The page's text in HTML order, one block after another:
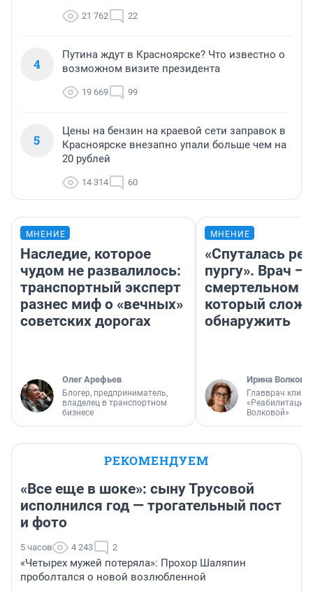
21 762 22
4
Путина ждут в Красноярске? Что известно о
возможном визите президента
19 669 99
5
Цены на бензин на краевой сети заправок в
Красноярске внезапно упали больше чем на
20 рублей
14 314 60
МНЕНИЕ
Наследие, которое
чудом не развалилось:
транспортный эксперт
разнес миф о «вечных»
советских дорогах
Олег Арефьев
Блогер, предприниматель,
владелец в транспортном
бизнесе
МНЕНИЕ
«Спуталась
пургу». Врач —
смертельном
который
обнаружить
Ирина Волкова
Главврач
«Реабилитация
Волковой»
РЕКОМЕНДУЕМ
«Все еще в шоке»: сыну Трусовой
исполнился год — трогательный пост
и фото
5 часов 4 243 2
«Четырех мужей потеряла»: Прохор Шаляпин
проболтался о новой возлюбленной